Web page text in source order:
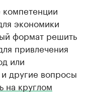
экономики
формат решить
привлечения
или
другие вопросы
на круглом